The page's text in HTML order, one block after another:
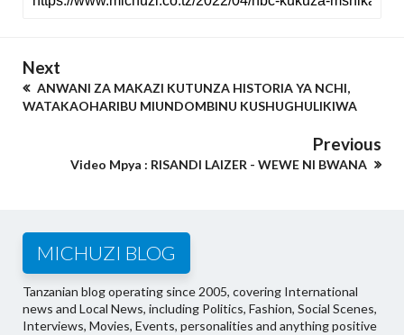
Next
ANWANI ZA MAKAZI KUTUNZA HISTORIA YA NCHI,
WATAKAOHARIBU MIUNDOMBINU KUSHUGHULIKIWA
Previous
Video Mpya : RISANDI LAIZER - WEWE NI BWANA
MICHUZI BLOG
Tanzanian blog operating since 2005, covering International
news and Local News, including Politics, Fashion, Social Scenes,
Interviews, Movies, Events, personalities and anything positive